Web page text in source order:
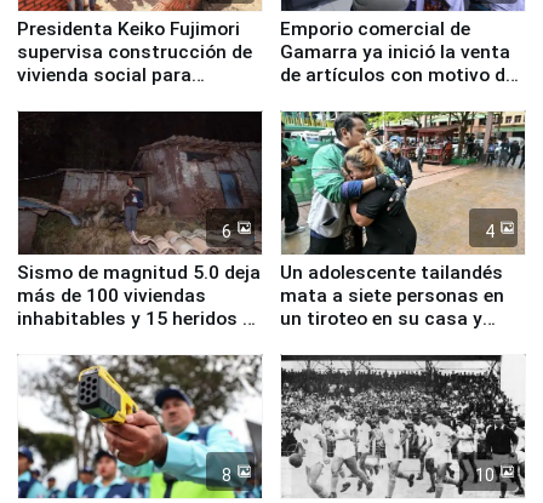
Presidenta Keiko Fujimori
supervisa construcción de
vivienda social para
Emporio comercial de
Gamarra ya inició la venta
de artículos con motivo de
6
Sismo de magnitud 5.0 deja
más de 100 viviendas
inhabitables y 15 heridos en
4
Un adolescente tailandés
mata a siete personas en
un tiroteo en su casa y
8 10